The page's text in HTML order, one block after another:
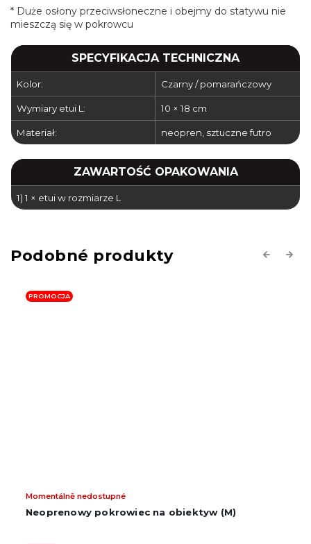
* Duże osłony przeciwsłoneczne i obejmy do statywu nie
mieszczą się w pokrowcu
SPECYFIKACJA TECHNICZNA
Kolor: Czarny / pomarańczowy
Wymiary etui L: 10 × 18 cm
Materiał: neopren, sztuczne futro
ZAWARTOŚĆ OPAKOWANIA
1) 1 × etui w rozmiarze L
Previous
PROMOCJA
Neoprenowy pokrowiec na obiektyw (M)
Momentálně nedostupné
Next